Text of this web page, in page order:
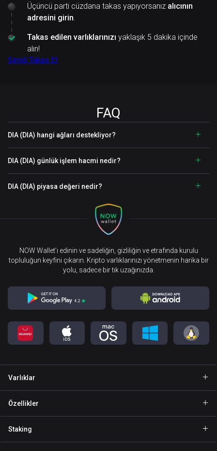
Üçüncü parti cüzdana takas yapıyorsanız alıcının
adresini girin.
Takas edilen varlıklarınızı yaklaşık 5 dakika içinde
alın!
Şimdi Takas Et
FAQ
DIA (DIA) hangi ağları destekliyor?
DIA (DIA) günlük işlem hacmi nedir?
DIA (DIA) piyasa değeri nedir?
NOW Wallet’ı edinin ve sadeliğin, gizliliğin ve etrafında kurulu
topluluğun keyfini çıkarın. Kripto varlıklarınızı yönetmenin harika bir
yolu, sadece bir tık uzağınızda.
Varlıklar
Cüzdan Binance Coin
Özellikler
Staking